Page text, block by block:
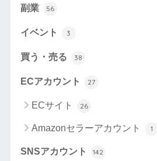
副業 56
イベント 3
買う・売る 38
ECアカウント 27
ECサイト 26
Amazonセラーアカウント 1
SNSアカウント 142